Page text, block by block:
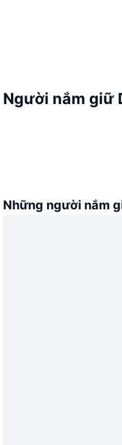
Người nắm giữ
Những người nắm